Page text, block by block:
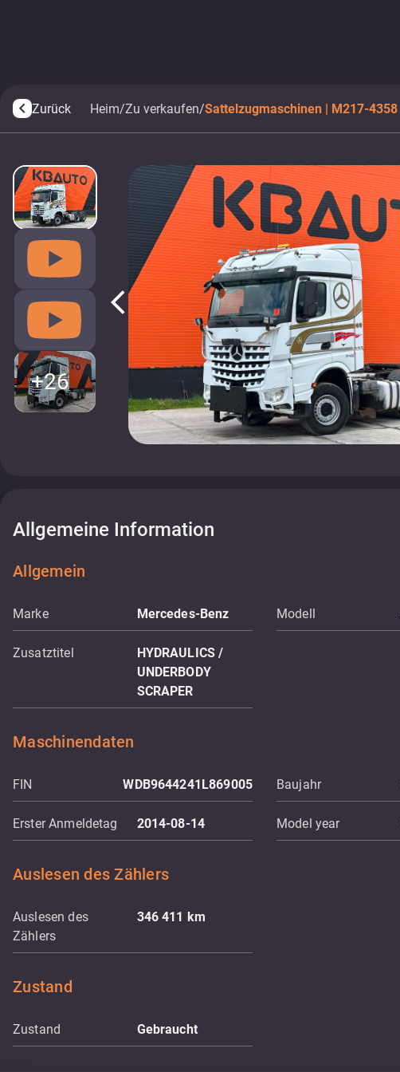
arrow_back_ios Zurück Heim/Zu verkaufen/Sattelzugmaschinen | M217-4358
arrow_back_ios
+26
Allgemeine Information
Allgemein
Marke Mercedes-Benz Modell
Zusatztitel
HYDRAULICS /
UNDERBODY
SCRAPER
Maschinendaten
FIN WDB9644241L869005 Baujahr
Erster Anmeldetag 2014-08-14 Model year
Auslesen des Zählers
Auslesen des
Zählers
346 411 km
Zustand
Zustand Gebraucht